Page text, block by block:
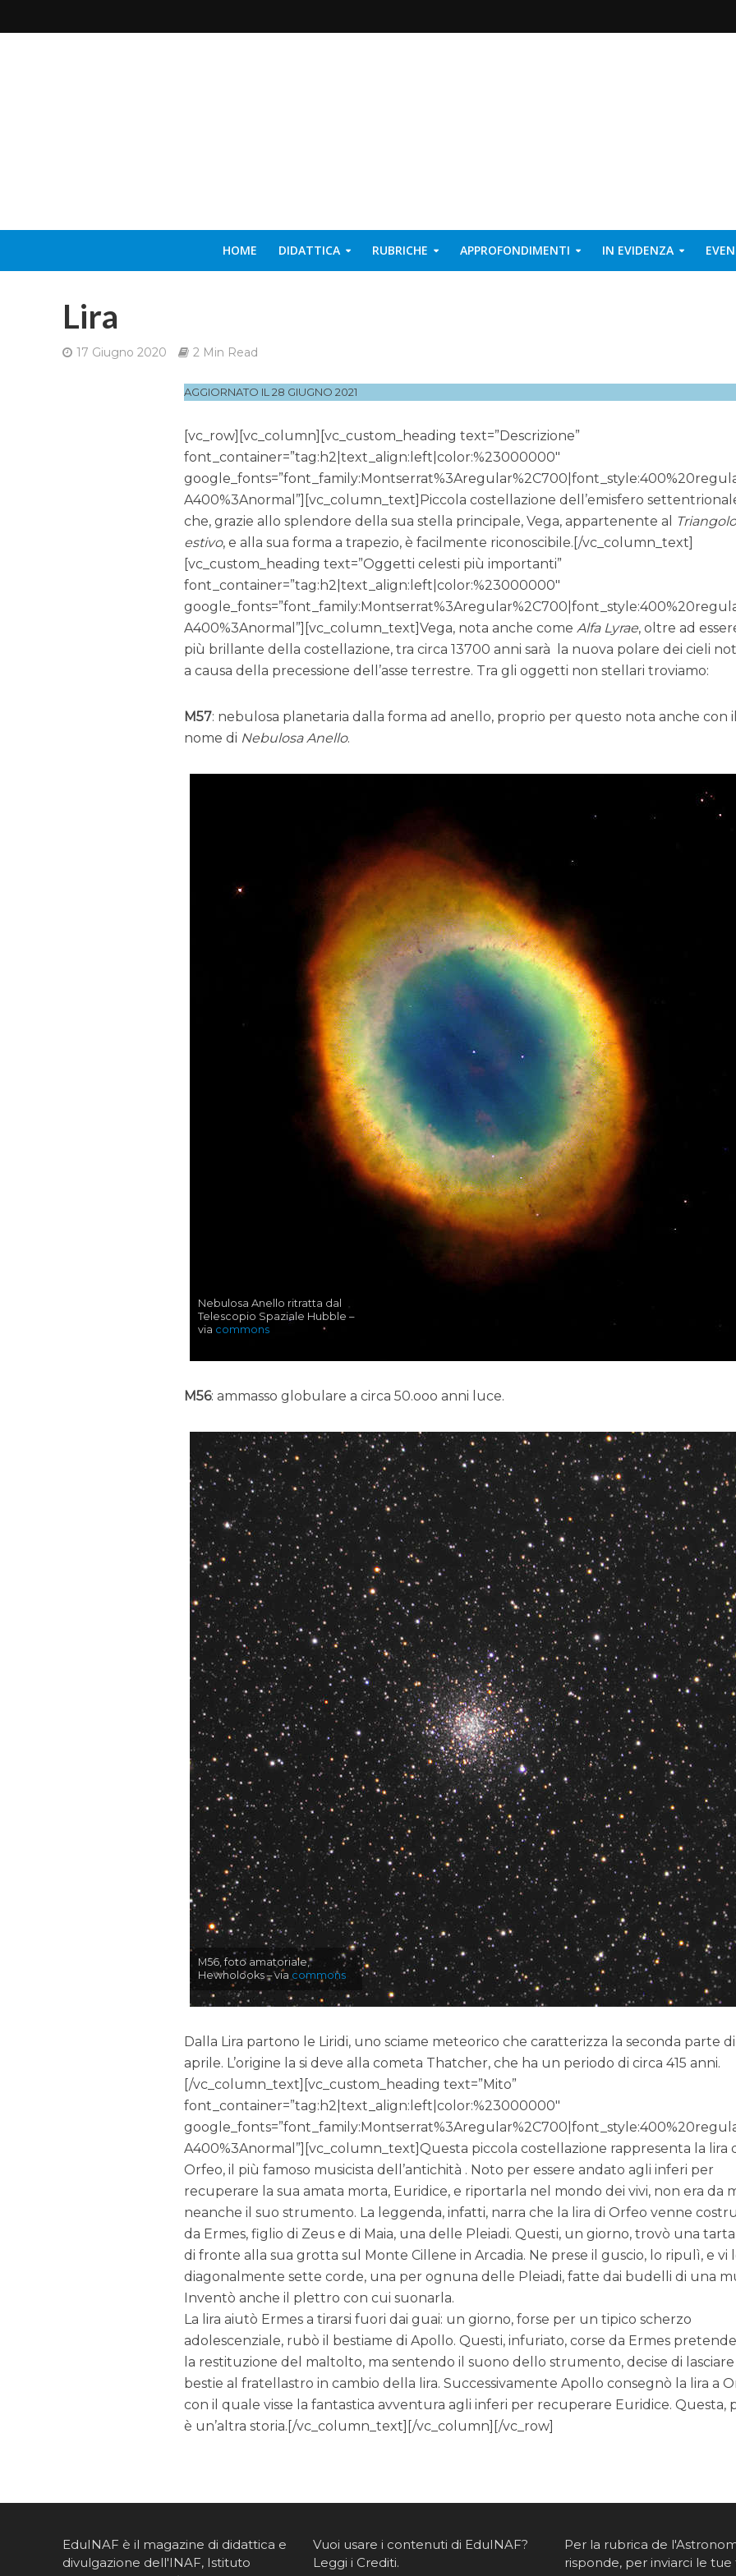
HOME DIDATTICA RUBRICHE APPROFONDIMENTI IN EVIDENZA
Lira
17 Giugno 2020 2 Min Read
AGGIORNATO IL 28 GIUGNO 2021
[vc_row][vc_column][vc_custom_heading text=”Descrizione”
font_container=”tag:h2|text_align:left|color:%23000000″
A400%3Anormal”][vc_column_text]Piccola costellazione dell’emisfero
che, grazie allo splendore della sua stella principale, Vega, appartenente al
estivo, e alla sua forma a trapezio, è facilmente riconoscibile.[/vc_column_text]
[vc_custom_heading text=”Oggetti celesti più importanti”
font_container=”tag:h2|text_align:left|color:%23000000″
A400%3Anormal”][vc_column_text]Vega, nota anche comeAlfa Lyrae, oltre ad
più brillante della costellazione, tra circa 13700 anni sarà la nuova polare dei cieli
a causa della precessione dell’asse terrestre. Tra gli oggetti non stellari troviamo:
M57: nebulosa planetaria dalla forma ad anello, proprio per questo nota anche con il
nome di Nebulosa Anello.
Nebulosa Anello ritratta dal
Telescopio Spaziale Hubble –
via commons
M56: ammasso globulare a circa 50.ooo anni luce.
M56, foto amatoriale,
Hewholooks – via commons
Dalla Lira partono le Liridi, uno sciame meteorico che caratterizza la seconda parte di
aprile. L’origine la si deve alla cometa Thatcher, che ha un periodo di circa 415 anni.
[/vc_column_text][vc_custom_heading text=”Mito”
font_container=”tag:h2|text_align:left|color:%23000000″
A400%3Anormal”][vc_column_text]Questa piccola costellazione rappresenta la lira
Orfeo, il più famoso musicista dell’antichità . Noto per essere andato agli inferi per
recuperare la sua amata morta, Euridice, e riportarla nel mondo dei vivi, non era da
neanche il suo strumento. La leggenda, infatti, narra che la lira di Orfeo venne
da Ermes, figlio di Zeus e di Maia, una delle Pleiadi. Questi, un giorno, trovò una
di fronte alla sua grotta sul Monte Cillene in Arcadia. Ne prese il guscio, lo ripulì, e vi
diagonalmente sette corde, una per ognuna delle Pleiadi, fatte dai budelli di una
Inventò anche il plettro con cui suonarla.
La lira aiutò Ermes a tirarsi fuori dai guai: un giorno, forse per un tipico scherzo
adolescenziale, rubò il bestiame di Apollo. Questi, infuriato, corse da Ermes
la restituzione del maltolto, ma sentendo il suono dello strumento, decise di
bestie al fratellastro in cambio della lira. Successivamente Apollo consegnò la lira a
con il quale visse la fantastica avventura agli inferi per recuperare Euridice. Questa,
è un’altra storia.[/vc_column_text][/vc_column][/vc_row]
EduINAF è il magazine di didattica e
divulgazione dell'INAF, Istituto
Vuoi usare i contenuti di EduINAF?
Leggi i Crediti.
Per la rubrica de
risponde, per inviarci le tue